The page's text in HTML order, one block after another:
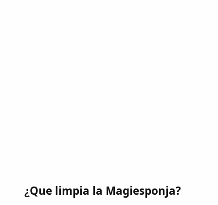
¿Que limpia la Magiesponja?